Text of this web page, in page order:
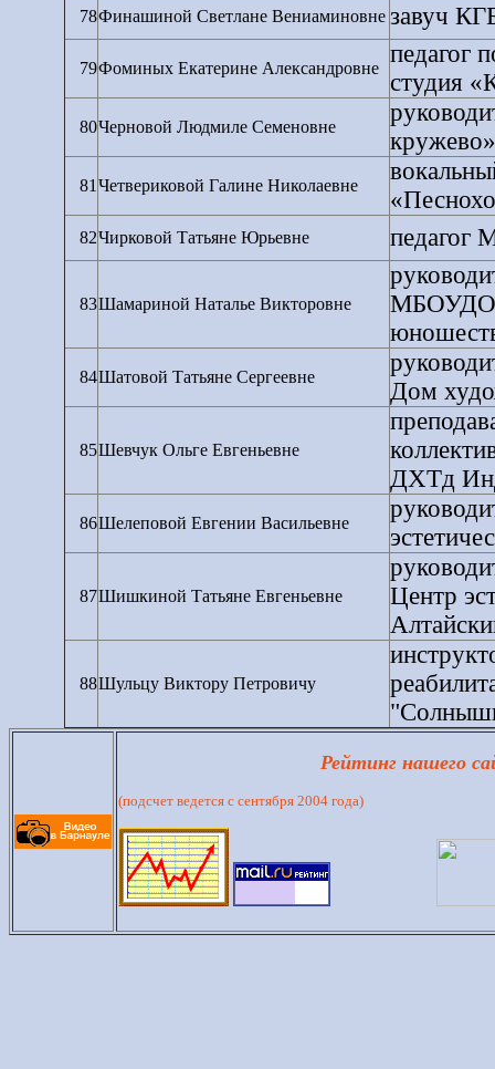
78Финашиной Светлане Вениаминовне завуч
79Фоминых Екатерине Александровне
педагог
студия
80Черновой Людмиле Семеновне
81 Четвериковой Галине Николаевне
82Чирковой Татьяне Юрьевне
83Шамариной Наталье Викторовне
МБОУДОД
84Шатовой Татьяне Сергеевне
Дом
85Шевчук Ольге Евгеньевне
ДХТд
86Шелеповой Евгении Васильевне
87Шишкиной Татьяне Евгеньевне
Центр
88Шульцу Виктору Петровичу
Рейтинг нашего
(подсчет ведется с сентября 2004 года)